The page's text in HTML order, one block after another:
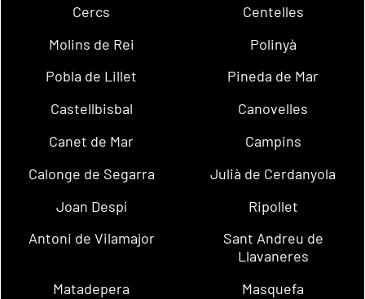
Cercs
Centelles
Molins de Rei
Polinyà
Pobla de Lillet
Pineda de Mar
Castellbisbal
Canovelles
Canet de Mar
Campins
Calonge de Segarra
Julià de Cerdanyola
Joan Despí
Ripollet
Antoni de Vilamajor
Sant Andreu de
Llavaneres
Matadepera
Masquefa